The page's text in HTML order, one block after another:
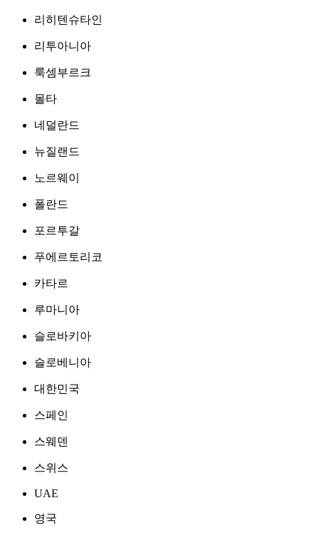
리히텐슈타인
리투아니아
룩셈부르크
몰타
네덜란드
뉴질랜드
노르웨이
폴란드
포르투갈
푸에르토리코
카타르
루마니아
슬로바키아
슬로베니아
대한민국
스페인
스웨덴
스위스
UAE
영국